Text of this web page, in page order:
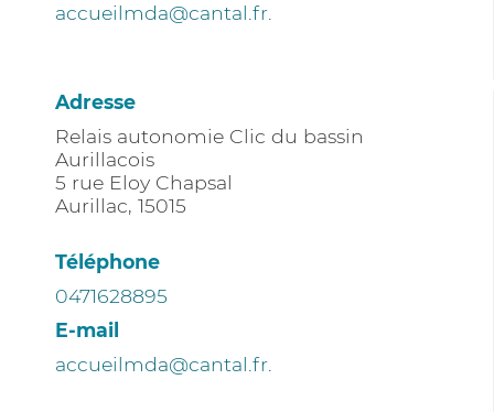
accueilmda@cantal.fr.
Adresse
Relais autonomie Clic du bassin
Aurillacois
5 rue Eloy Chapsal
Aurillac, 15015
Téléphone
0471628895
E-mail
accueilmda@cantal.fr.